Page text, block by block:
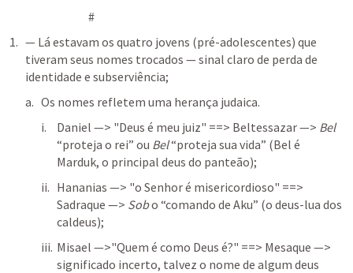
#
— Lá estavam os quatro jovens (pré-adolescentes) que
tiveram seus nomes trocados — sinal claro de perda de
identidade e subserviência;
Os nomes refletem uma herança judaica.
Daniel —> "Deus é meu juiz" ==> Beltessazar —> Bel
“proteja o rei” ou Bel “proteja sua vida” (Bel é
Marduk, o principal deus do panteão);
Hananias —> "o Senhor é misericordioso" ==>
Sadraque —> Sob o “comando de Aku” (o deus-lua dos
caldeus);
Misael —>"Quem é como Deus é?" ==> Mesaque —>
significado incerto, talvez o nome de algum deus